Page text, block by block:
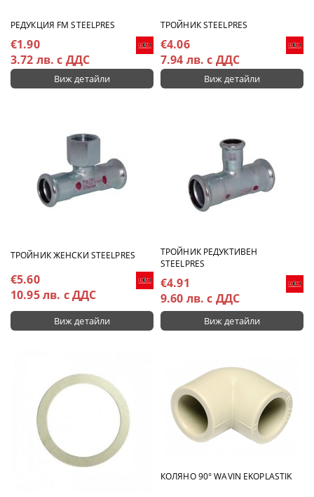
РЕДУКЦИЯ FM STEELPRES
€1.90
3.72 лв. с ДДС
Виж детайли
ТРОЙНИК STEELPRES
€4.06
7.94 лв. с ДДС
Виж детайли
ТРОЙНИК ЖЕНСКИ STEELPRES
€5.60
10.95 лв. с ДДС
Виж детайли
ТРОЙНИК РЕДУКТИВЕН
STEELPRES
€4.91
9.60 лв. с ДДС
Виж детайли
КОЛЯНО 90° WAVIN EKOPLASTIK